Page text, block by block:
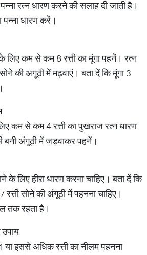
रत्न धारण करने की सलाह दी जाती है।
धारण करें।
कम से कम 8 रत्ती का मूंगा पहनें। रत्न
की अगूठी में मढ़वाएं। बता दें कि मूंगा 3
कम से कम 4 रत्ती का पुखराज रत्न धारण
बनी अंगूठी में जड़वाकर पहनें।
लिए हीरा धारण करना चाहिए। बता दें कि
रत्ती सोने की अंगूठी में पहनना चाहिए।
तक रहता है।
या इससे अधिक रत्ती का नीलम पहनना